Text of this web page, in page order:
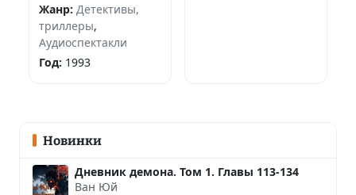
Жанр: Детективы,
триллеры,
Аудиоспектакли
Год: 1993
Новинки
Дневник демона. Том 1. Главы 113-134
Ван Юй